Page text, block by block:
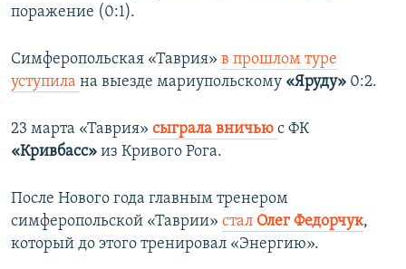
поражение (0:1).
Симферопольская «Таврия» в прошлом туре
уступила на выезде мариупольскому «Яруду» 0:2.
23 марта «Таврия» сыграла вничью с ФК
«Кривбасс» из Кривого Рога.
После Нового года главным тренером
симферопольской «Таврии» стал Олег Федорчук,
который до этого тренировал «Энергию».